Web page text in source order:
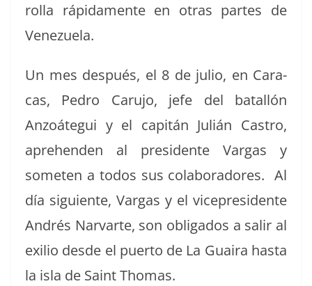
rol­la ráp­i­da­mente en otras partes de
Venezuela.
Un mes después, el 8 de julio, en Cara­
cas, Pedro Caru­jo, jefe del batal­lón
Anzoátegui y el capitán Julián Cas­tro,
apre­hen­den al pres­i­dente Var­gas y
some­ten a todos sus colab­o­radores. Al
día sigu­iente, Var­gas y el vicepres­i­dente
Andrés Nar­varte, son oblig­a­dos a salir al
exilio des­de el puer­to de La Guaira has­ta
la isla de Saint Thomas.